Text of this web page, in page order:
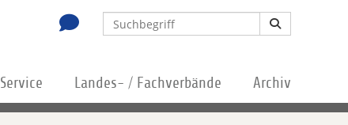
Service Landes- / Fachverbände Archiv